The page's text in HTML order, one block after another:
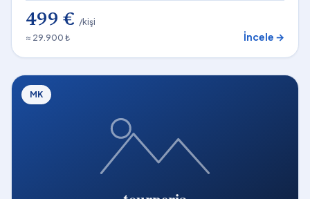
499 € /kişi
≈ 29.900 ₺
İncele →
MK